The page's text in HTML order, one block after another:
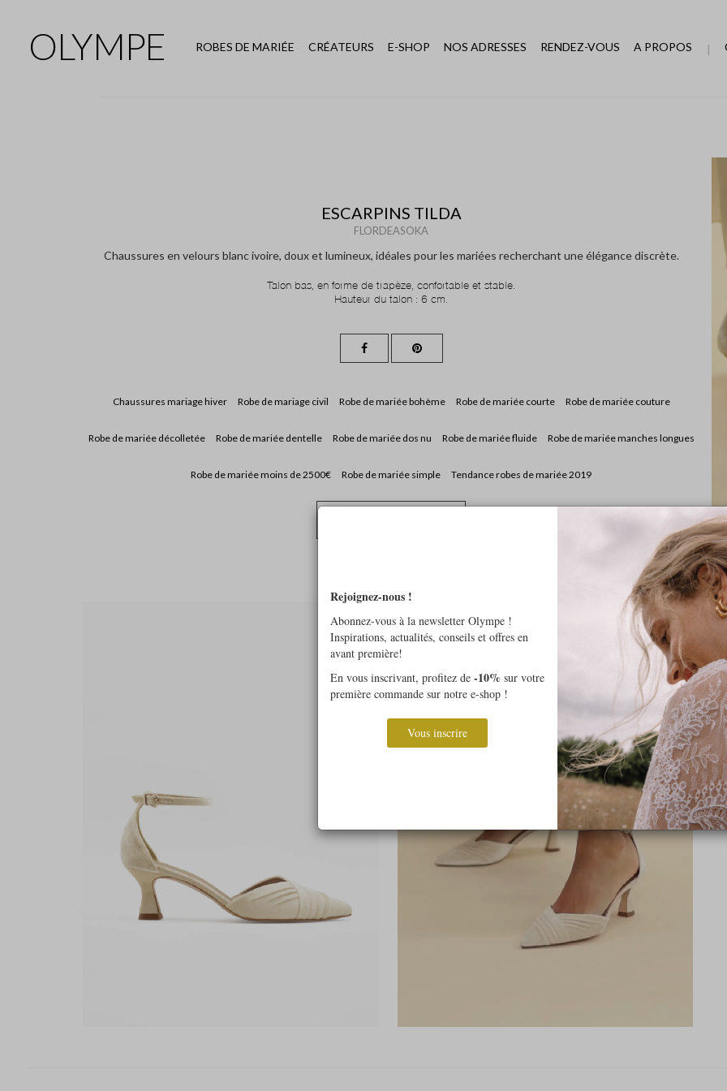
Rejoignez-nous !
Abonnez-vous à la newsletter Olympe !
Inspirations, actualités, conseils et offres en
avant première!
En vous inscrivant, profitez de -10%sur votre
première commande sur notre e-shop !
Vous inscrire
OLYMPE ROBES DE MARIÉE CRÉATEURS E-SHOP NOS ADRESSES RENDEZ-VOUS A PROPOS
ESCARPINS TILDA
FLORDEASOKA
Chaussures en velours blanc ivoire, doux et lumineux, idéales pour les mariées recherchant une élégance discrète.
Talon bas, en forme de trapèze, confortable et stable.
Hauteur du talon : 6 cm.
Chaussures mariage hiver Robe de mariage civil Robe de mariée bohème Robe de mariée courte Robe de mariée couture
Robe de mariée décolletée Robe de mariée dentelle Robe de mariée dos nu Robe de mariée fluide Robe de mariée manches longues
Robe de mariée moins de 2500€ Robe de mariée simple Tendance robes de mariée 2019